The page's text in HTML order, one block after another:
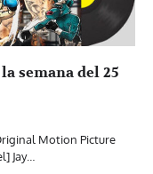
semana del 25
Motion Picture
Jay…